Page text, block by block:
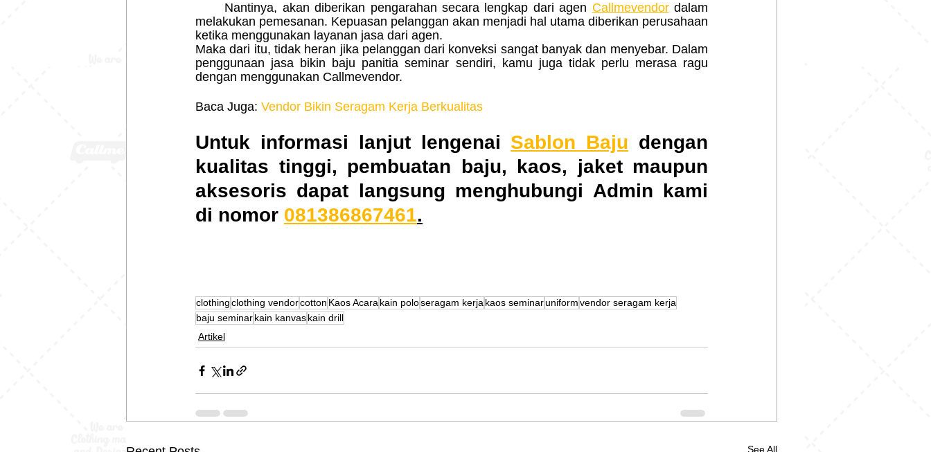
	Nantinya, akan diberikan pengarahan secara lengkap dari agen
Callmevendor dalam
melakukan pemesanan. Kepuasan pelanggan akan menjadi hal utama diberikan perusahaan
ketika menggunakan layanan jasa dari agen.
Maka dari itu, tidak heran jika pelanggan dari konveksi sangat banyak dan menyebar. Dalam
penggunaan jasa bikin baju panitia seminar sendiri, kamu juga tidak perlu merasa ragu
dengan menggunakan Callmevendor.
Baca Juga: Vendor Bikin Seragam Kerja Berkualitas
Untuk informasi lanjut lengenai Sablon Baju dengan
kualitas tinggi, pembuatan baju, kaos, jaket maupun
aksesoris dapat langsung menghubungi Admin kami
di nomor 081386867461.
clothingclothing vendorcotton Kaos Acara kain poloseragam kerja kaos seminaruniformvendor seragam kerja
baju seminarkain kanvaskain drill
Artikel
See All